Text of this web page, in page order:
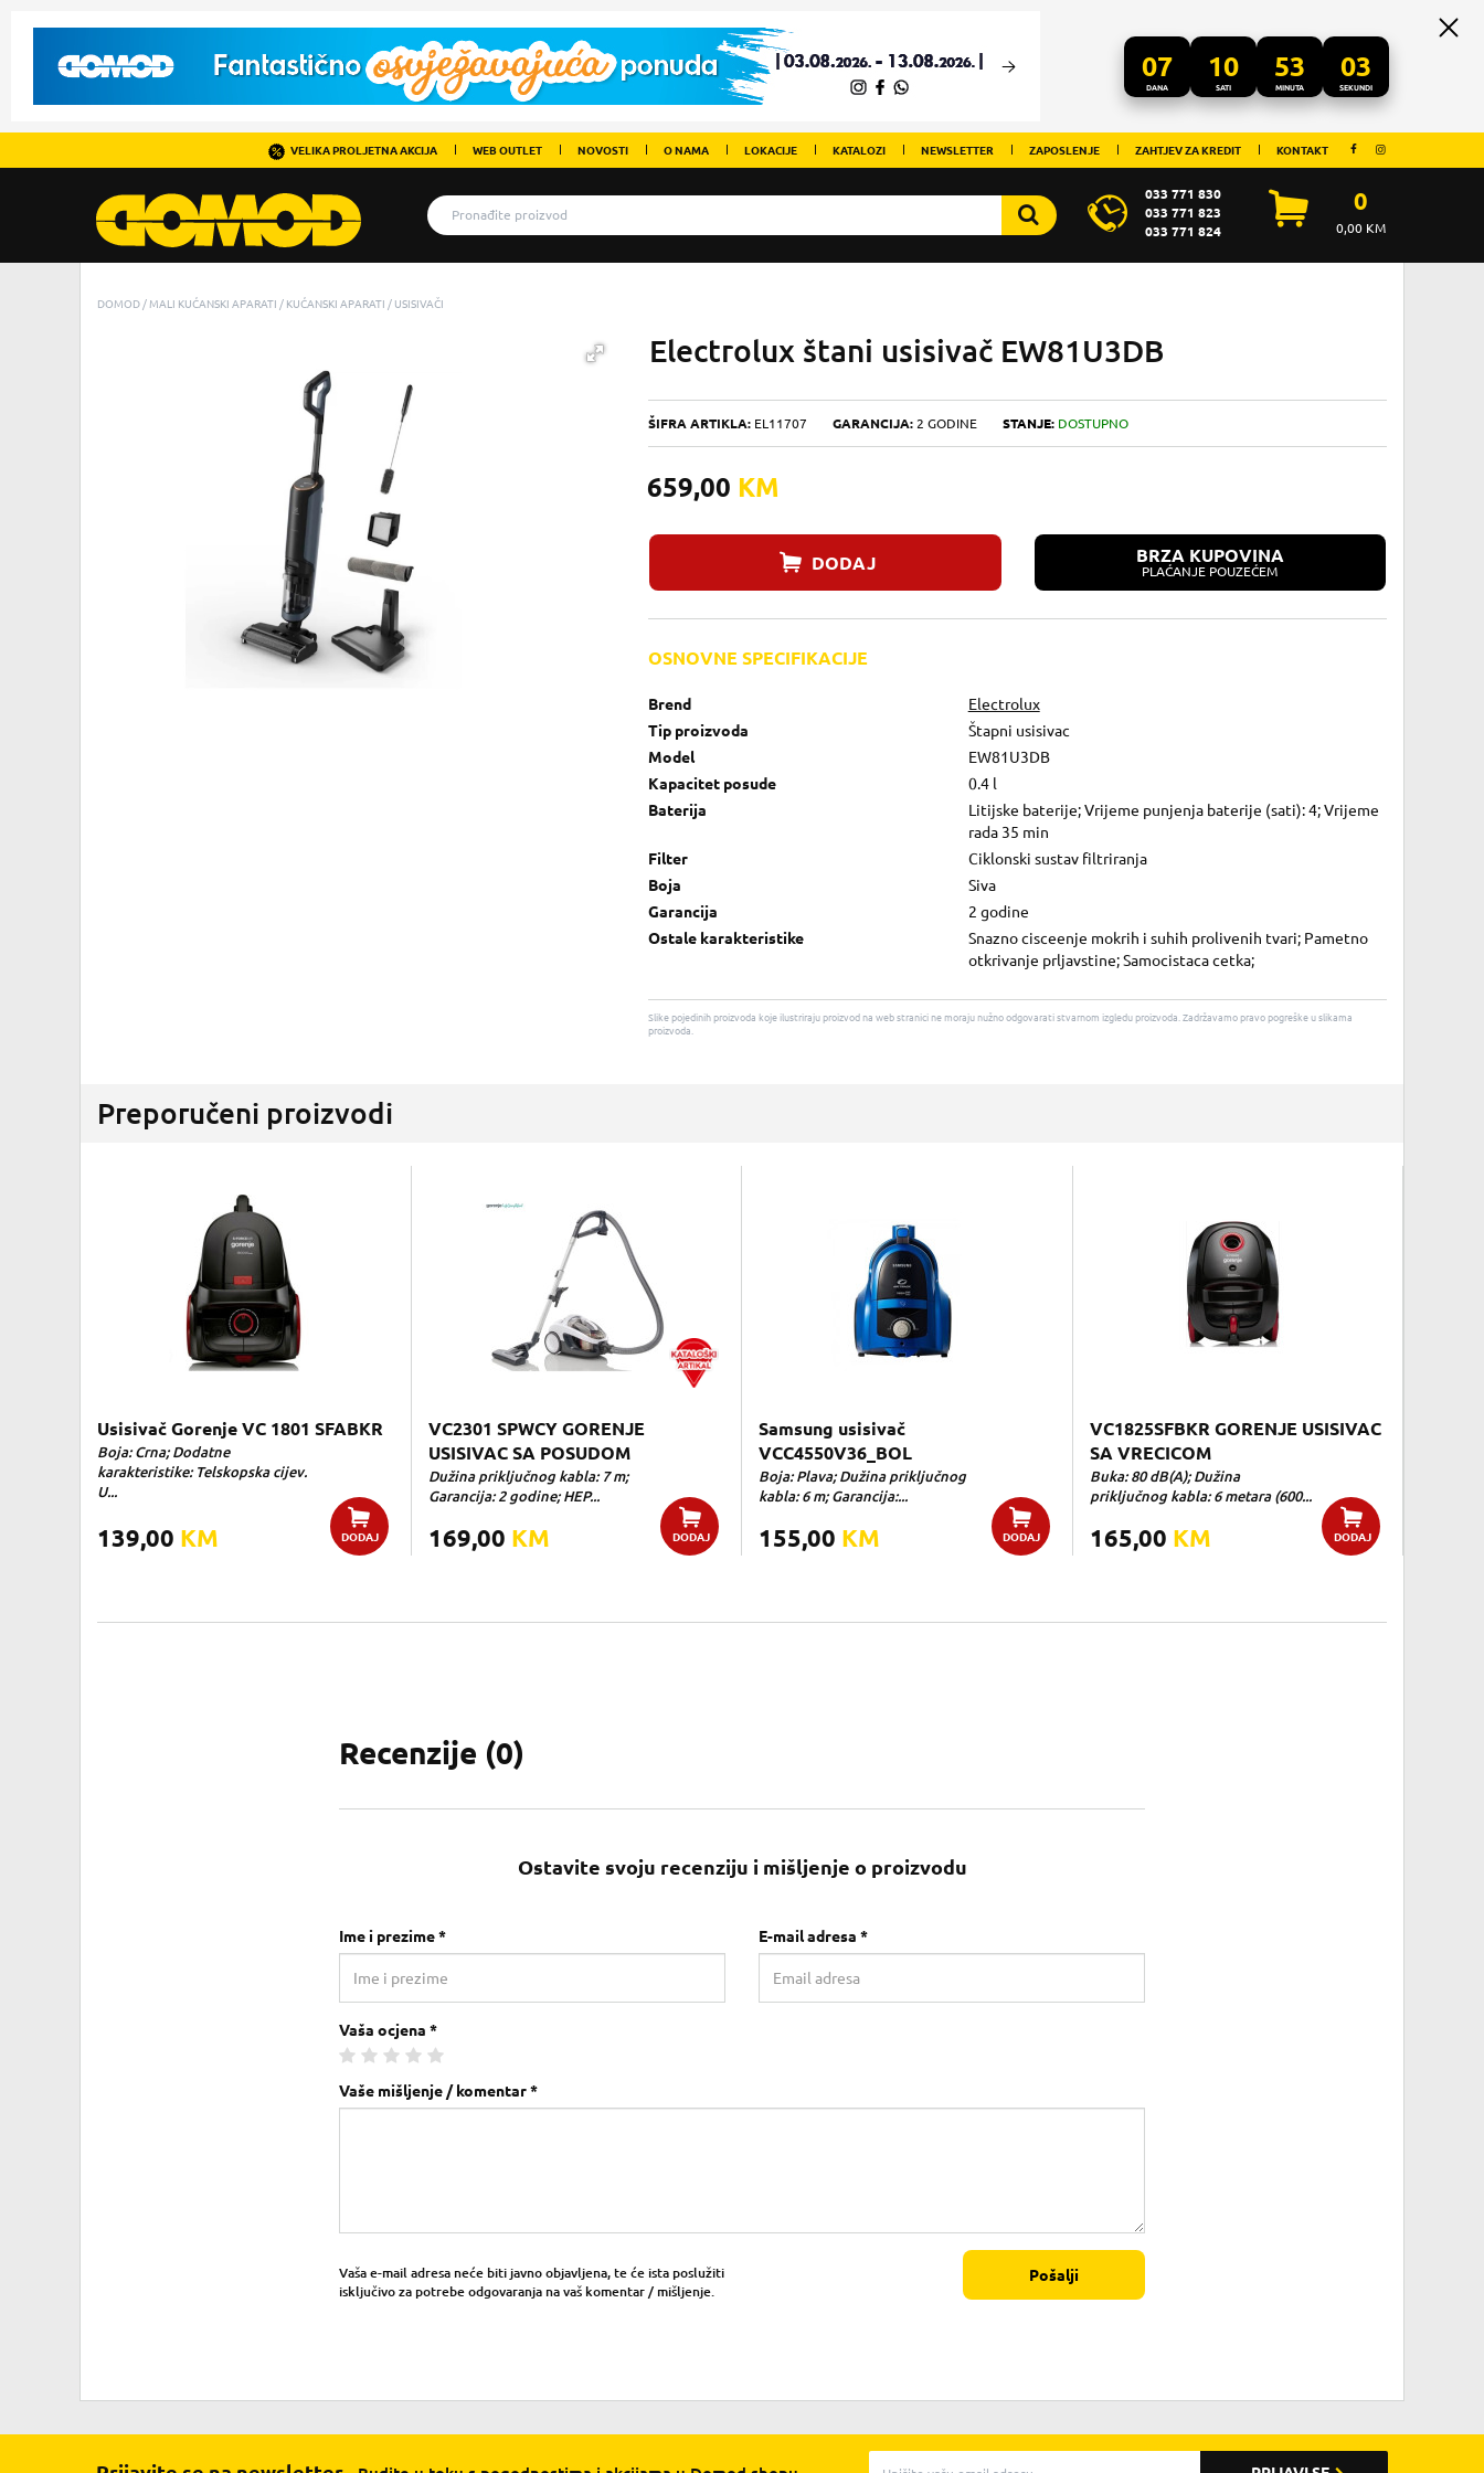
07
DANA
10
SATI
53
MINUTA
02
SEKUNDI
VELIKA PROLJETNA AKCIJA WEB OUTLET NOVOSTI O NAMA LOKACIJE KATALOZI NEWSLETTER ZAPOSLENJE ZAHTJEV ZA KREDIT KONTAKT
033 771 830
033 771 823
033 771 824
0
0,00KM
DOMOD MALI KUĆANSKI APARATI KUĆANSKI APARATI USISIVAČI
Electrolux štani usisivač EW81U3DB
ŠIFRA ARTIKLA: EL11707 GARANCIJA: 2 GODINE STANJE: DOSTUPNO
659,00 KM
DODAJ BRZA KUPOVINA
PLAĆANJE POUZEĆEM
OSNOVNE SPECIFIKACIJE
Brend
Electrolux
Tip proizvoda
Štapni usisivac
Model
EW81U3DB
Kapacitet posude
0.4 l
Baterija
Litijske baterije; Vrijeme punjenja baterije (sati): 4; Vrijeme
rada 35 min
Filter
Ciklonski sustav filtriranja
Boja
Siva
Garancija
2 godine
Ostale karakteristike
Snazno cisceenje mokrih i suhih prolivenih tvari; Pametno
otkrivanje prljavstine; Samocistaca cetka;
Slike pojedinih proizvoda koje ilustriraju proizvod na web stranici ne moraju nužno odgovarati stvarnom izgledu proizvoda. Zadržavamo pravo pogreške u slikama
proizvoda.
Preporučeni proizvodi
Usisivač Gorenje VC 1801 SFABKR
Boja: Crna; Dodatne
karakteristike: Telskopska cijev.
U...
139,00 KM DODAJ
VC2301 SPWCY GORENJE
USISIVAC SA POSUDOM
Dužina priključnog kabla: 7 m;
Garancija: 2 godine; HEP...
169,00 KM DODAJ
Samsung usisivač
VCC4550V36_BOL
Boja: Plava; Dužina priključnog
kabla: 6 m; Garancija:...
155,00 KM DODAJ
VC1825SFBKR GORENJE USISIVAC
SA VRECICOM
Buka: 80 dB(A); Dužina
priključnog kabla: 6 metara (600...
165,00 KM DODAJ
Recenzije (0)
Ostavite svoju recenziju i mišljenje o proizvodu
Ime i prezime * E-mail adresa *
Vaša ocjena *
Vaše mišljenje / komentar *
Vaša e-mail adresa neće biti javno objavljena, te će ista poslužiti
isključivo za potrebe odgovaranja na vaš komentar / mišljenje.
Pošalji